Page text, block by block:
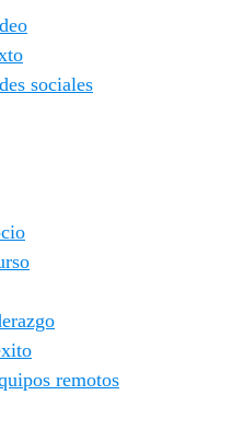
sociales
remotos